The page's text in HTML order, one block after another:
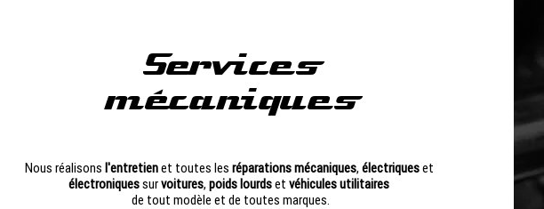
Services
mécaniques
Nous réalisons l'entretienet toutes les réparationsmécaniques, électriqueset
électroniquessurvoitures,poids lourdsetvéhiculesutilitaires
de tout modèle et de toutes marques.